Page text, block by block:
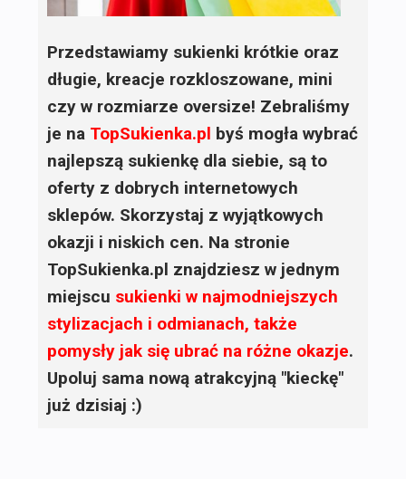
Przedstawiamy sukienki krótkie oraz
długie, kreacje rozkloszowane, mini
czy w rozmiarze oversize! Zebraliśmy
je na TopSukienka.pl byś mogła wybrać
najlepszą sukienkę dla siebie, są to
oferty z dobrych internetowych
sklepów. Skorzystaj z wyjątkowych
okazji i niskich cen. Na stronie
TopSukienka.pl znajdziesz w jednym
miejscu sukienki w najmodniejszych
stylizacjach i odmianach, także
pomysły jak się ubrać na różne okazje.
Upoluj sama nową atrakcyjną "kieckę"
już dzisiaj :)